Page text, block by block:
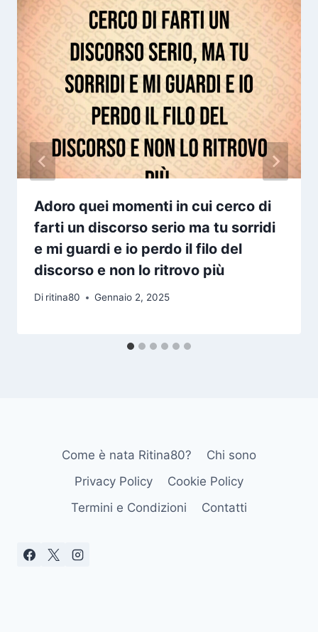
Adoro quei momenti in cui cerco di
farti un discorso serio ma tu sorridi
e mi guardi e io perdo il filo del
discorso e non lo ritrovo più
Di ritina80 Gennaio 2, 2025
Come è nata Ritina80?
Chi sono
Privacy Policy
Cookie Policy
Termini e Condizioni
Contatti